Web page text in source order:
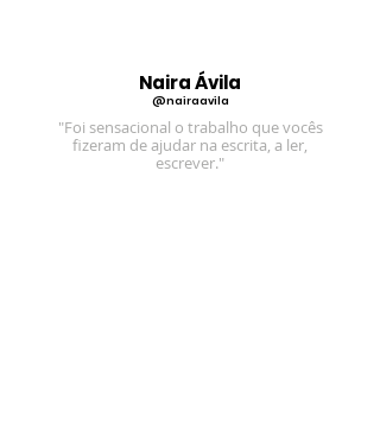
Naira Ávila
@nairaavila
"Foi sensacional o trabalho que vocês
fizeram de ajudar na escrita, a ler,
escrever."